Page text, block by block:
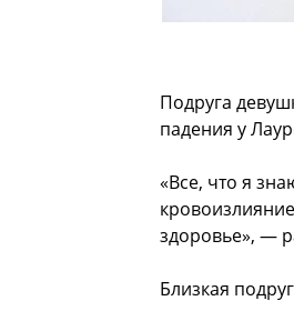
Подруга
падения у
«Все, что я
здоровье», —
Близкая